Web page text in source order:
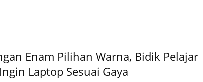
Enam Pilihan Warna, Bidik Pelajar
Laptop Sesuai Gaya